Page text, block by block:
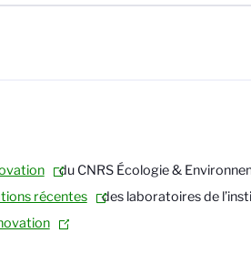
du CNRS Écologie &
récentes
des laboratoires de